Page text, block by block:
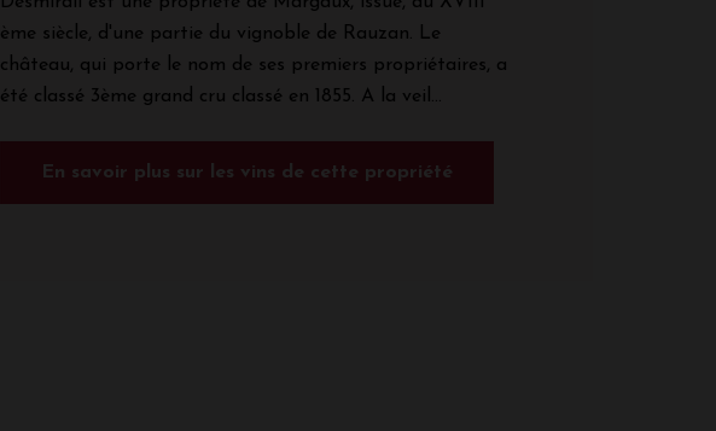
ème siècle, d'une partie du vignoble de Rauzan. Le
château, qui porte le nom de ses premiers propriétaires, a
été classé 3ème grand cru classé en 1855. A la veil...
En savoir plus sur les vins de cette propriété